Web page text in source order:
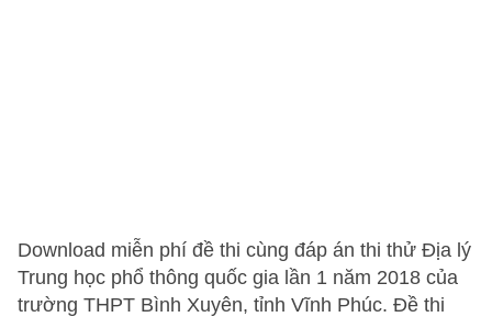
Download miễn phí đề thi cùng đáp án thi thử Địa lý
Trung học phổ thông quốc gia lần 1 năm 2018 của
trường THPT Bình Xuyên, tỉnh Vĩnh Phúc. Đề thi